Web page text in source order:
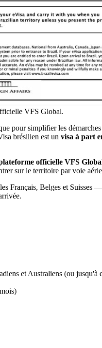
VFS Global.
pour simplifier les
brésilien est un visa à part
officielle VFS
sur le territoire par voie
Français, Belges et Suisses
et Australiens (ou